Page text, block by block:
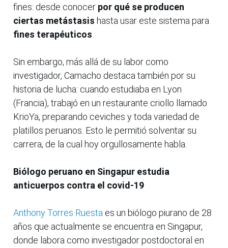
fines: desde conocer por qué se producen
ciertas metástasis hasta usar este sistema para
fines terapéuticos.
Sin embargo, más allá de su labor como
investigador, Camacho destaca también por su
historia de lucha: cuando estudiaba en Lyon
(Francia), trabajó en un restaurante criollo llamado
KrioYa, preparando ceviches y toda variedad de
platillos peruanos. Esto le permitió solventar su
carrera, de la cual hoy orgullosamente habla.
Biólogo peruano en Singapur estudia
anticuerpos contra el covid-19
Anthony Torres Ruesta es un biólogo piurano de 28
años que actualmente se encuentra en Singapur,
donde labora como investigador postdoctoral en